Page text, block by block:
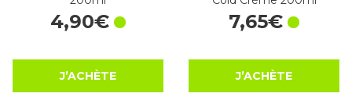
4,90€
J’ACHÈTE
7,65€
J’ACHÈTE